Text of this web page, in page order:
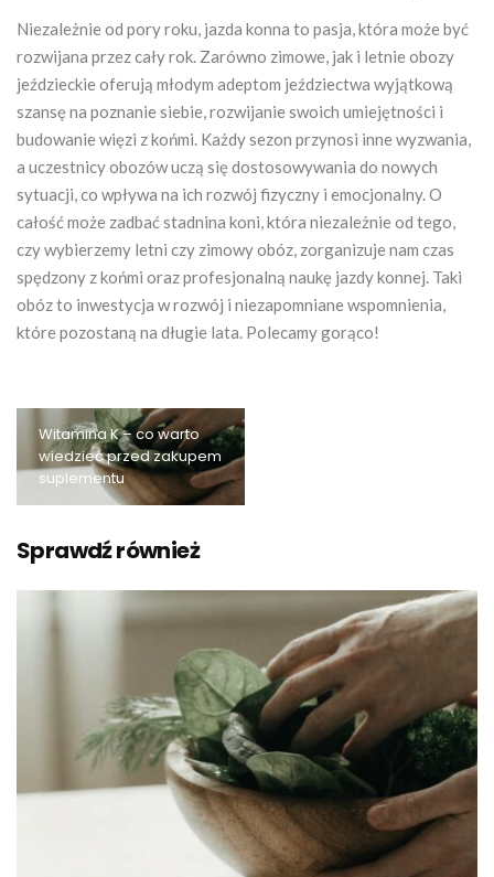
Niezależnie od pory roku, jazda konna to pasja, która może być
rozwijana przez cały rok. Zarówno zimowe, jak i letnie obozy
jeździeckie oferują młodym adeptom jeździectwa wyjątkową
szansę na poznanie siebie, rozwijanie swoich umiejętności i
budowanie więzi z końmi. Każdy sezon przynosi inne wyzwania,
a uczestnicy obozów uczą się dostosowywania do nowych
sytuacji, co wpływa na ich rozwój fizyczny i emocjonalny. O
całość może zadbać stadnina koni, która niezależnie od tego,
czy wybierzemy letni czy zimowy obóz, zorganizuje nam czas
spędzony z końmi oraz profesjonalną naukę jazdy konnej. Taki
obóz to inwestycja w rozwój i niezapomniane wspomnienia,
które pozostaną na długie lata. Polecamy gorąco!
Witamina K – co warto
wiedzieć przed zakupem
suplementu
Sprawdź również